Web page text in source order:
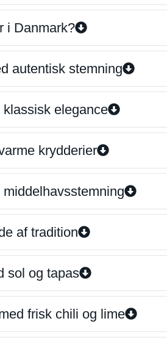
i Danmark?
autentisk stemning
elegance
krydderier
af tradition
sol og tapas
frisk chili og lime